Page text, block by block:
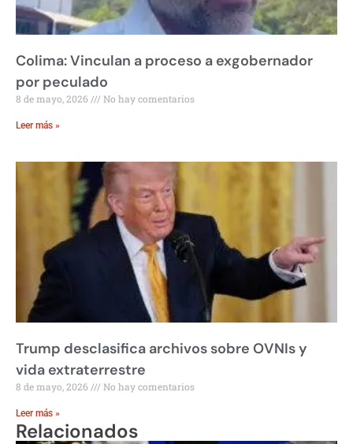
Colima: Vinculan a proceso a exgobernador
por peculado
8 de mayo, 2026 No hay comentarios
Leer más »
Trump desclasifica archivos sobre OVNIs y
vida extraterrestre
8 de mayo, 2026 No hay comentarios
Leer más »
Relacionados